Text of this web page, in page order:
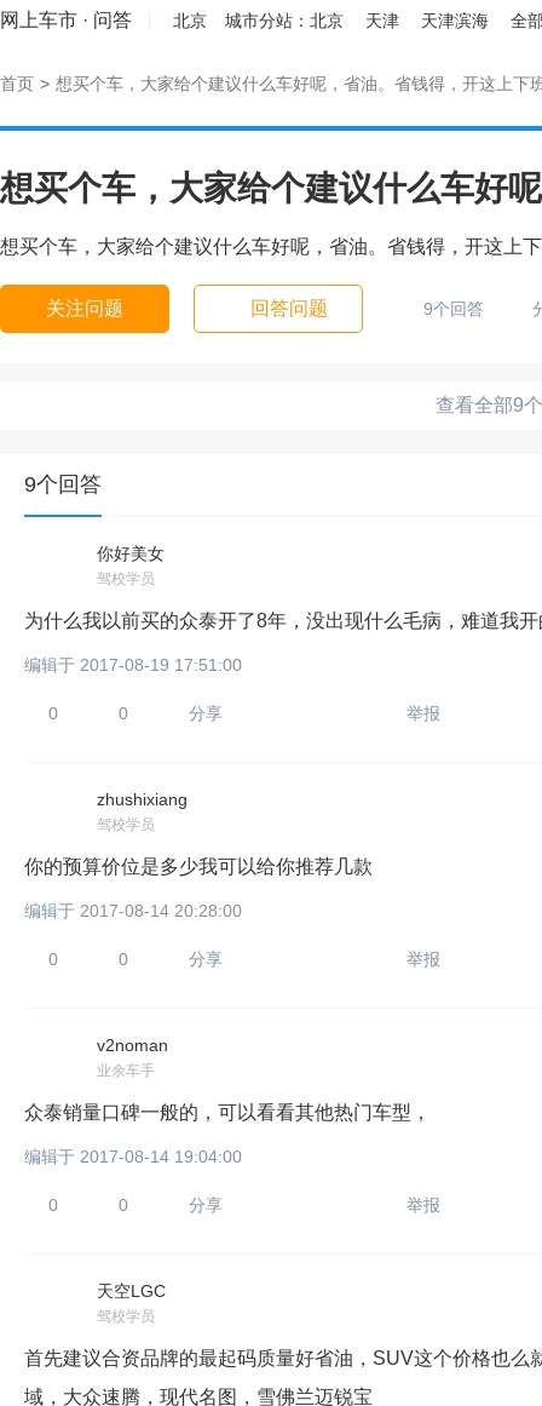
网上车市 · 问答 北京 城市分站： 北京 天津 天津滨海 全
首页 > 想买个车，大家给个建议什么车好呢，省油。省钱得，开这上下
想买个车，大家给个建议什么车好
想买个车，大家给个建议什么车好呢，省油。省钱得，开这上
关注问题 回答问题 9个回答
查看全部9
9个回答
你好美女
驾校学员
为什么我以前买的众泰开了8年，没出现什么毛病，难道我
编辑于 2017-08-19 17:51:00
0 0 分享 举报
zhushixiang
驾校学员
你的预算价位是多少我可以给你推荐几款
编辑于 2017-08-14 20:28:00
0 0 分享 举报
v2noman
业余车手
众泰销量口碑一般的，可以看看其他热门车型，
编辑于 2017-08-14 19:04:00
0 0 分享 举报
天空LGC
驾校学员
首先建议合资品牌的最起码质量好省油，SUV这个价格也
域，大众速腾，现代名图，雪佛兰迈锐宝
持优酷